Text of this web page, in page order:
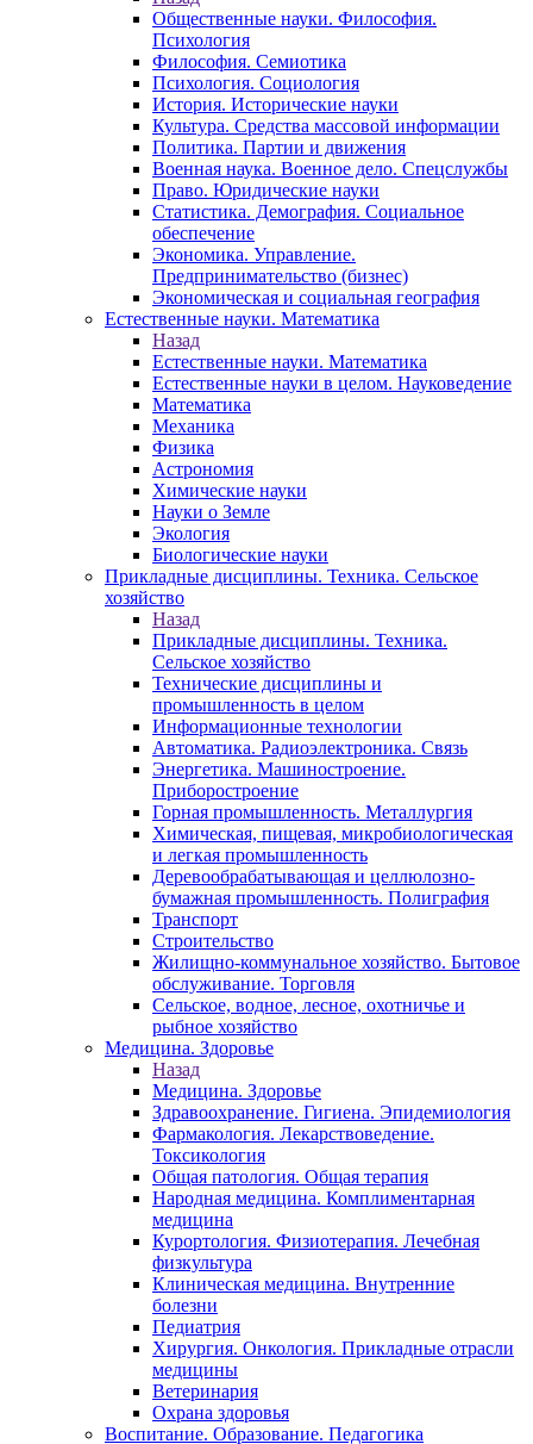
Общественные науки. Философия.
Психология
Философия. Семиотика
Психология. Социология
История. Исторические науки
Культура. Средства массовой информации
Политика. Партии и движения
Военная наука. Военное дело. Спецслужбы
Право. Юридические науки
Статистика. Демография. Социальное
обеспечение
Экономика. Управление.
Предпринимательство (бизнес)
Экономическая и социальная география
Естественные науки. Математика
Назад
Естественные науки. Математика
Естественные науки в целом. Науковедение
Математика
Механика
Физика
Астрономия
Химические науки
Науки о Земле
Экология
Биологические науки
Прикладные дисциплины. Техника. Сельское
хозяйство
Назад
Прикладные дисциплины. Техника.
Сельское хозяйство
Технические дисциплины и
промышленность в целом
Информационные технологии
Автоматика. Радиоэлектроника. Связь
Энергетика. Машиностроение.
Приборостроение
Горная промышленность. Металлургия
Химическая, пищевая, микробиологическая
и легкая промышленность
Деревообрабатывающая и целлюлозно-
бумажная промышленность. Полиграфия
Транспорт
Строительство
Жилищно-коммунальное хозяйство. Бытовое
обслуживание. Торговля
Сельское, водное, лесное, охотничье и
рыбное хозяйство
Медицина. Здоровье
Назад
Медицина. Здоровье
Здравоохранение. Гигиена. Эпидемиология
Фармакология. Лекарствоведение.
Токсикология
Общая патология. Общая терапия
Народная медицина. Комплиментарная
медицина
Курортология. Физиотерапия. Лечебная
физкультура
Клиническая медицина. Внутренние
болезни
Педиатрия
Хирургия. Онкология. Прикладные отрасли
медицины
Ветеринария
Охрана здоровья
Воспитание. Образование. Педагогика